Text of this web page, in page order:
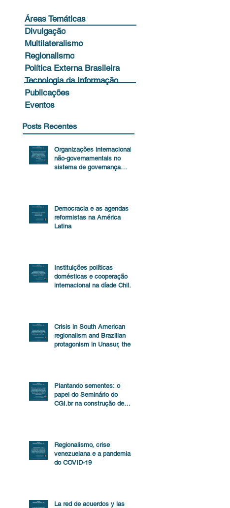
Áreas Temáticas
Divulgação
Multilateralismo
Regionalismo
Política Externa Brasileira
Tecnologia da Informação
Publicações
Eventos
Posts Recentes
Organizações internacionais
não-governamentais no
sistema de governança
Democracia e as agendas
reformistas na América
Latina
Instituições políticas
domésticas e cooperação
internacional na díade Chile-
Crisis in South American
regionalism and Brazilian
protagonism in Unasur, the
Plantando sementes: o
papel do Seminário do
CGI.br na construção de
Regionalismo, crise
venezuelana e a pandemia
do COVID-19
La red de acuerdos y las